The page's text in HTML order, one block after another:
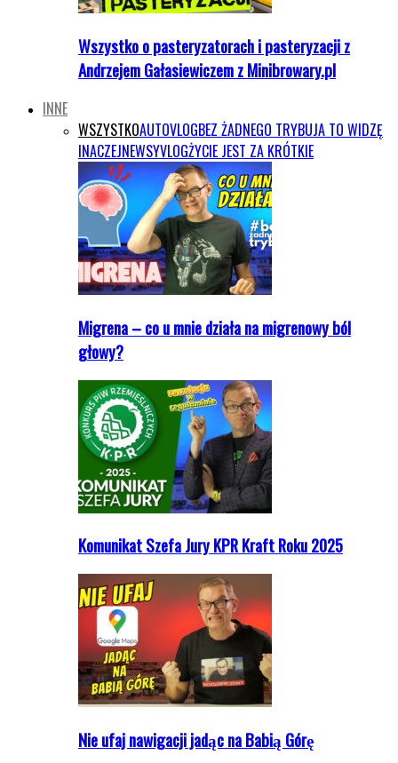
Wszystko o pasteryzatorach i pasteryzacji z
Andrzejem Gałasiewiczem z Minibrowary.pl
INNE
WSZYSTKOAUTOVLOGBEZ ŻADNEGO TRYBUJA TO WIDZĘ
INACZEJNEWSYVLOGŻYCIE JEST ZA KRÓTKIE
Migrena – co u mnie działa na migrenowy ból
głowy?
Komunikat Szefa Jury KPR Kraft Roku 2025
Nie ufaj nawigacji jadąc na Babią Górę